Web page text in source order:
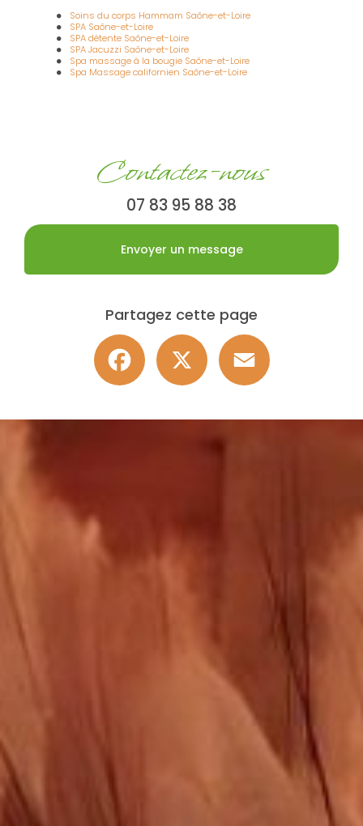
Soins du corps Hammam Saône-et-Loire
SPA Saône-et-Loire
SPA détente Saône-et-Loire
SPA Jacuzzi Saône-et-Loire
Spa massage à la bougie Saône-et-Loire
Spa Massage californien Saône-et-Loire
Contactez-nous
07 83 95 88 38
Envoyer un message
Partagez cette page
Facebook